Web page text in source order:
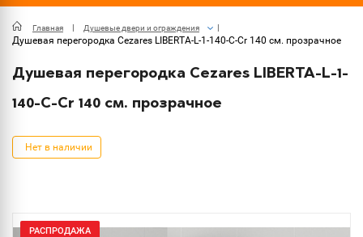
Главная Душевые двери и ограждения
Душевая перегородка Cezares LIBERTA-L-1-140-C-Cr 140 см. прозрачное
Душевая перегородка Cezares LIBERTA-L-1-
140-C-Cr 140 см. прозрачное
Нет в наличии
РАСПРОДАЖА